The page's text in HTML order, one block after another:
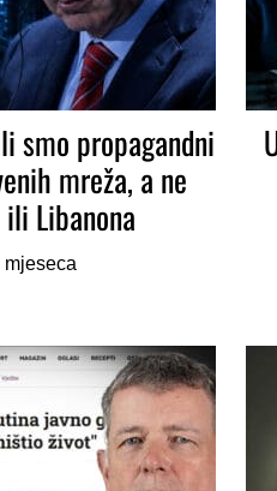
smo propagandni
mreža, a ne
ili Libanona
mjeseca